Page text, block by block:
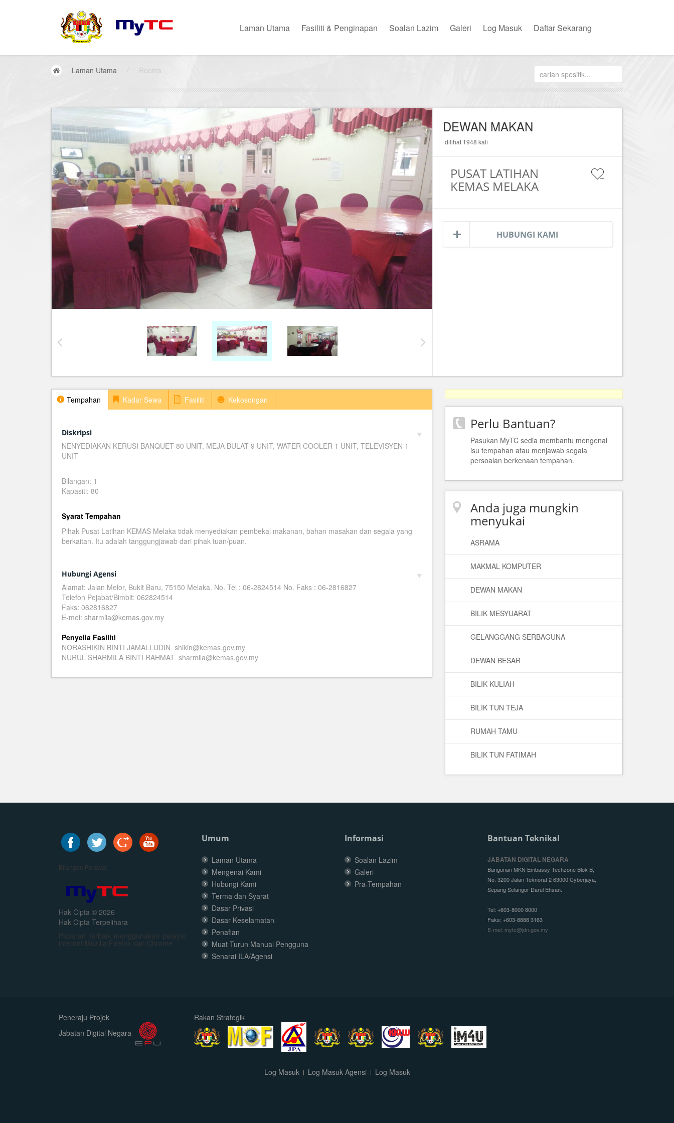
Laman Utama Fasiliti & Penginapan Soalan Lazim Galeri Log Masuk Daftar Sekarang
Laman Utama Rooms
DEWAN MAKAN
dilihat 1948 kali
PUSAT LATIHAN
KEMAS MELAKA
HUBUNGI KAMI
Tempahan Kadar Sewa Fasiliti Kekosongan
Diskripsi
NENYEDIAKAN KERUSI BANQUET 80 UNIT, MEJA BULAT 9 UNIT, WATER COOLER 1 UNIT, TELEVISYEN 1
UNIT
Bilangan: 1
Kapasiti: 80
Syarat Tempahan
Pihak Pusat Latihan KEMAS Melaka tidak menyediakan pembekal makanan, bahan masakan dan segala yang
berkaitan. Itu adalah tanggungjawab dari pihak tuan/puan.
Hubungi Agensi
Alamat: Jalan Melor, Bukit Baru, 75150 Melaka. No. Tel : 06-2824514 No. Faks : 06-2816827
Telefon Pejabat/Bimbit: 062824514
Faks: 062816827
E-mel: sharmila@kemas.gov.my
Penyelia Fasiliti
NORASHIKIN BINTI JAMALLUDIN shikin@kemas.gov.my
NURUL SHARMILA BINTI RAHMAT sharmila@kemas.gov.my
Perlu Bantuan?
Pasukan MyTC sedia membantu mengenai
isu tempahan atau menjawab segala
persoalan berkenaan tempahan.
Anda juga mungkin
menyukai
ASRAMA
MAKMAL KOMPUTER
DEWAN MAKAN
BILIK MESYUARAT
GELANGGANG SERBAGUNA
DEWAN BESAR
BILIK KULIAH
BILIK TUN TEJA
RUMAH TAMU
BILIK TUN FATIMAH
Bilangan Pelawat
Hak Cipta © 2026
Hak Cipta Terpelihara
Paparan terbaik menggunakan pelayar
internet Mozilla Firefox dan Chrome
Umum
Laman Utama
Mengenai Kami
Hubungi Kami
Terma dan Syarat
Dasar Privasi
Dasar Keselamatan
Penafian
Muat Turun Manual Pengguna
Senarai ILA/Agensi
Informasi
Soalan Lazim
Galeri
Pra-Tempahan
Bantuan Teknikal
JABATAN DIGITAL NEGARA
Bangunan MKN Embassy Techzone Blok B,
No. 3200 Jalan Teknorat 2 63000 Cyberjaya,
Sepang Selangor Darul Ehsan.
Tel: +603-8000 8000
Faks: +603-8888 3163
E-mel: mytc@jdn.gov.my
Peneraju Projek
Jabatan Digital Negara
Rakan Strategik
Log Masuk Log Masuk Agensi Log Masuk